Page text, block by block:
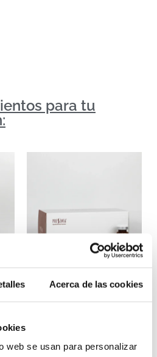
Acerca de las cookies
web se usan para personalizar
para tu
Revitalesse Vial de
ácido hialurónico 1,5%